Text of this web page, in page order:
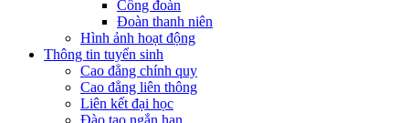
Công đoàn
Đoàn thanh niên
Hình ảnh hoạt động
Thông tin tuyển sinh
Cao đẳng chính quy
Cao đẳng liên thông
Liên kết đại học